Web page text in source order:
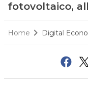
fotovoltaico,
Home Digital